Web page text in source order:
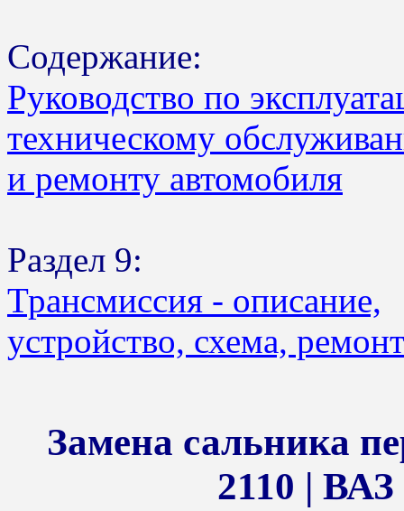
Содержание:
Руководство по
техническому
и ремонту автомобиля
Раздел 9:
Трансмиссия - описание,
устройство, схема, ремонт
Замена сальника
2110 | ВАЗ